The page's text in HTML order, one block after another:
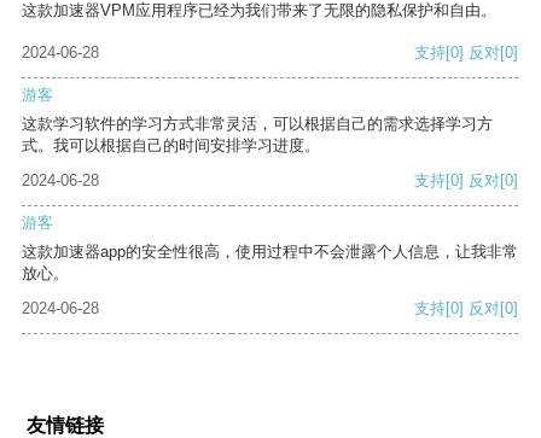
这款加速器VPM应用程序已经为我们带来了无限的隐私保护和自由。
2024-06-28 支持[0] 反对[0]
游客
这款学习软件的学习方式非常灵活，可以根据自己的需求选择学习方
式。我可以根据自己的时间安排学习进度。
2024-06-28
支持[0] 反对[0]
游客
这款加速器app的安全性很高，使用过程中不会泄露个人信息，让我非常
放心。
2024-06-28
支持[0] 反对[0]
友情链接